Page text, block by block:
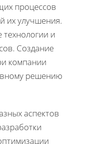
процессов
их улучшения.
и
Создание
компании
решению
аспектов